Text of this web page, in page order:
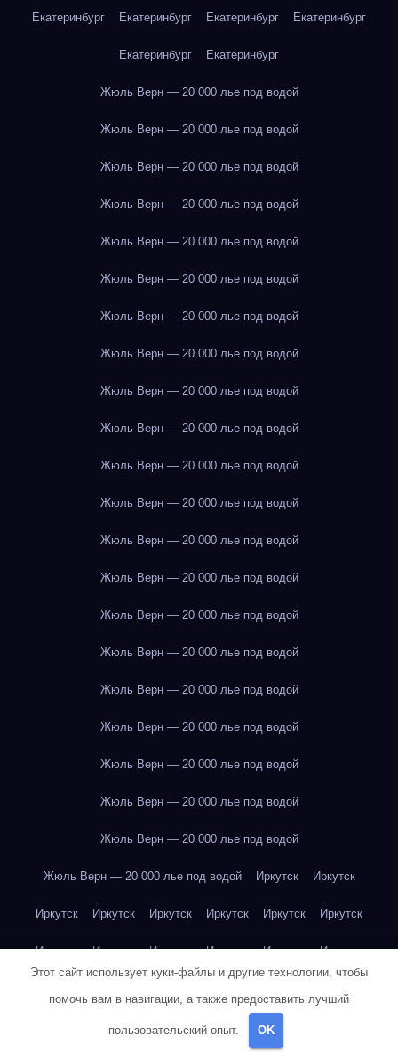
Екатеринбург Екатеринбург Екатеринбург Екатеринбург
Екатеринбург Екатеринбург
Жюль Верн — 20 000 лье под водой
Жюль Верн — 20 000 лье под водой
Жюль Верн — 20 000 лье под водой
Жюль Верн — 20 000 лье под водой
Жюль Верн — 20 000 лье под водой
Жюль Верн — 20 000 лье под водой
Жюль Верн — 20 000 лье под водой
Жюль Верн — 20 000 лье под водой
Жюль Верн — 20 000 лье под водой
Жюль Верн — 20 000 лье под водой
Жюль Верн — 20 000 лье под водой
Жюль Верн — 20 000 лье под водой
Жюль Верн — 20 000 лье под водой
Жюль Верн — 20 000 лье под водой
Жюль Верн — 20 000 лье под водой
Жюль Верн — 20 000 лье под водой
Жюль Верн — 20 000 лье под водой
Жюль Верн — 20 000 лье под водой
Жюль Верн — 20 000 лье под водой
Жюль Верн — 20 000 лье под водой
Жюль Верн — 20 000 лье под водой
Жюль Верн — 20 000 лье под водой Иркутск Иркутск
Иркутск Иркутск Иркутск Иркутск Иркутск Иркутск
Иркутск Иркутск Иркутск Иркутск Иркутск Иркутск
Иркутск Иркутск Иркутск Иркутск
Этот сайт использует куки-файлы и другие технологии, чтобы
помочь вам в навигации, а также предоставить лучший
пользовательский опыт. OK